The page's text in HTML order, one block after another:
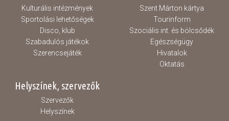
Kulturális intézmények
Sportolási lehetőségek
Disco, klub
Szabadulós játékok
Szerencsejáték
Szent Márton kártya
Tourinform
Szociális int. és bölcsődék
Egészségügy
Hivatalok
Oktatás
Helyszínek, szervezők
Szervezők
Helyszínek